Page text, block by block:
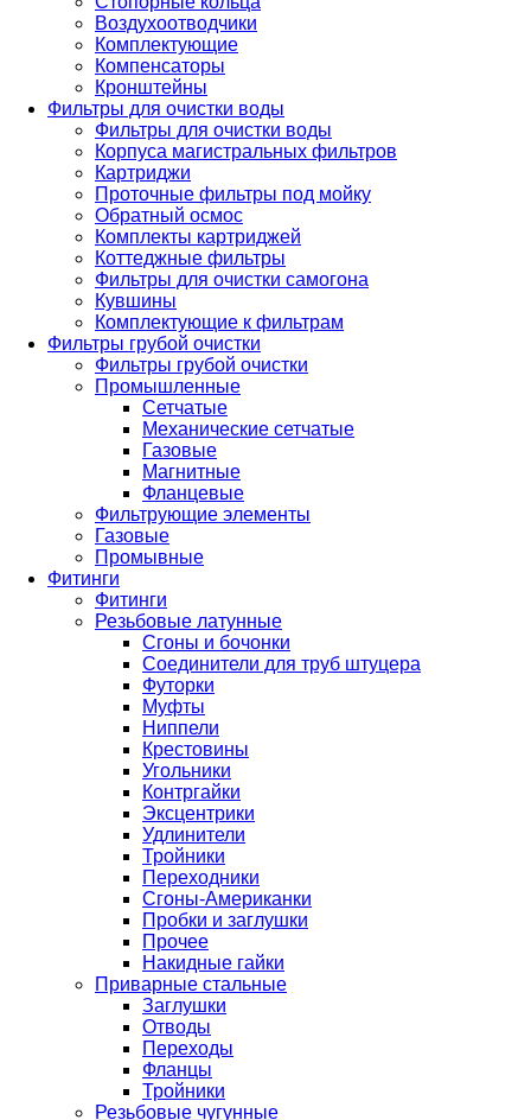
Воздухоотводчики
Комплектующие
Компенсаторы
Кронштейны
Фильтры для очистки воды
Фильтры для очистки воды
Корпуса магистральных фильтров
Картриджи
Проточные фильтры под мойку
Обратный осмос
Комплекты картриджей
Коттеджные фильтры
Фильтры для очистки самогона
Кувшины
Комплектующие к фильтрам
Фильтры грубой очистки
Фильтры грубой очистки
Промышленные
Сетчатые
Механические сетчатые
Газовые
Магнитные
Фланцевые
Фильтрующие элементы
Газовые
Промывные
Фитинги
Фитинги
Резьбовые латунные
Сгоны и бочонки
Соединители для труб штуцера
Футорки
Муфты
Ниппели
Крестовины
Угольники
Контргайки
Эксцентрики
Удлинители
Тройники
Переходники
Сгоны-Американки
Пробки и заглушки
Прочее
Накидные гайки
Приварные стальные
Заглушки
Отводы
Переходы
Фланцы
Тройники
Резьбовые чугунные